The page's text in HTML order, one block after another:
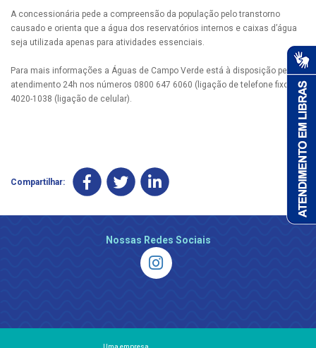
A concessionária pede a compreensão da população pelo transtorno
causado e orienta que a água dos reservatórios internos e caixas d’água
seja utilizada apenas para atividades essenciais.
Para mais informações a Águas de Campo Verde está à disposição pelo
atendimento 24h nos números 0800 647 6060 (ligação de telefone fixo) e
4020-1038 (ligação de celular).
Compartilhar:
Nossas Redes Sociais